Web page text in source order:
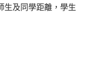
生及同學距離，學生